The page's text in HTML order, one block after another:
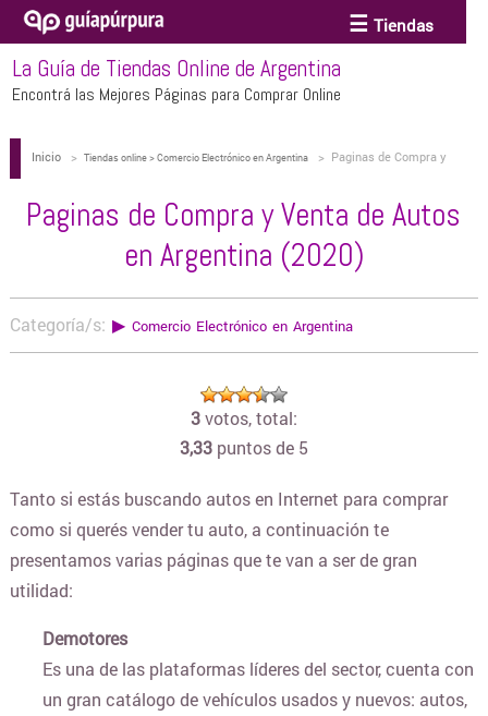
La Guía de Tiendas Online de Argentina
Encontrá las Mejores Páginas para Comprar Online
Tiendas
ACCESORIOS Y BIJOUTERIE
ANTEOJOS
BIKINIS Y TRAJES DE BAÑO
BLANQUERIA
CARTERAS Y BOLSOS
¿DONDE COMPRAR CELULARES ONLINE?
Inicio> Tiendas online > Comercio Electrónico en Argentina> Paginas de Compra y
Paginas de Compra y Venta de Autos
en Argentina (2020)
Categoría/s: ▶ Comercio Electrónico en Argentina
3votos, total:
3,33puntos de 5
Tanto si estás buscando autos en Internet para comprar
como si querés vender tu auto, a continuación te
presentamos varias páginas que te van a ser de gran
utilidad:
Demotores
Es una de las plataformas líderes del sector, cuenta con
un gran catálogo de vehículos usados y nuevos: autos,